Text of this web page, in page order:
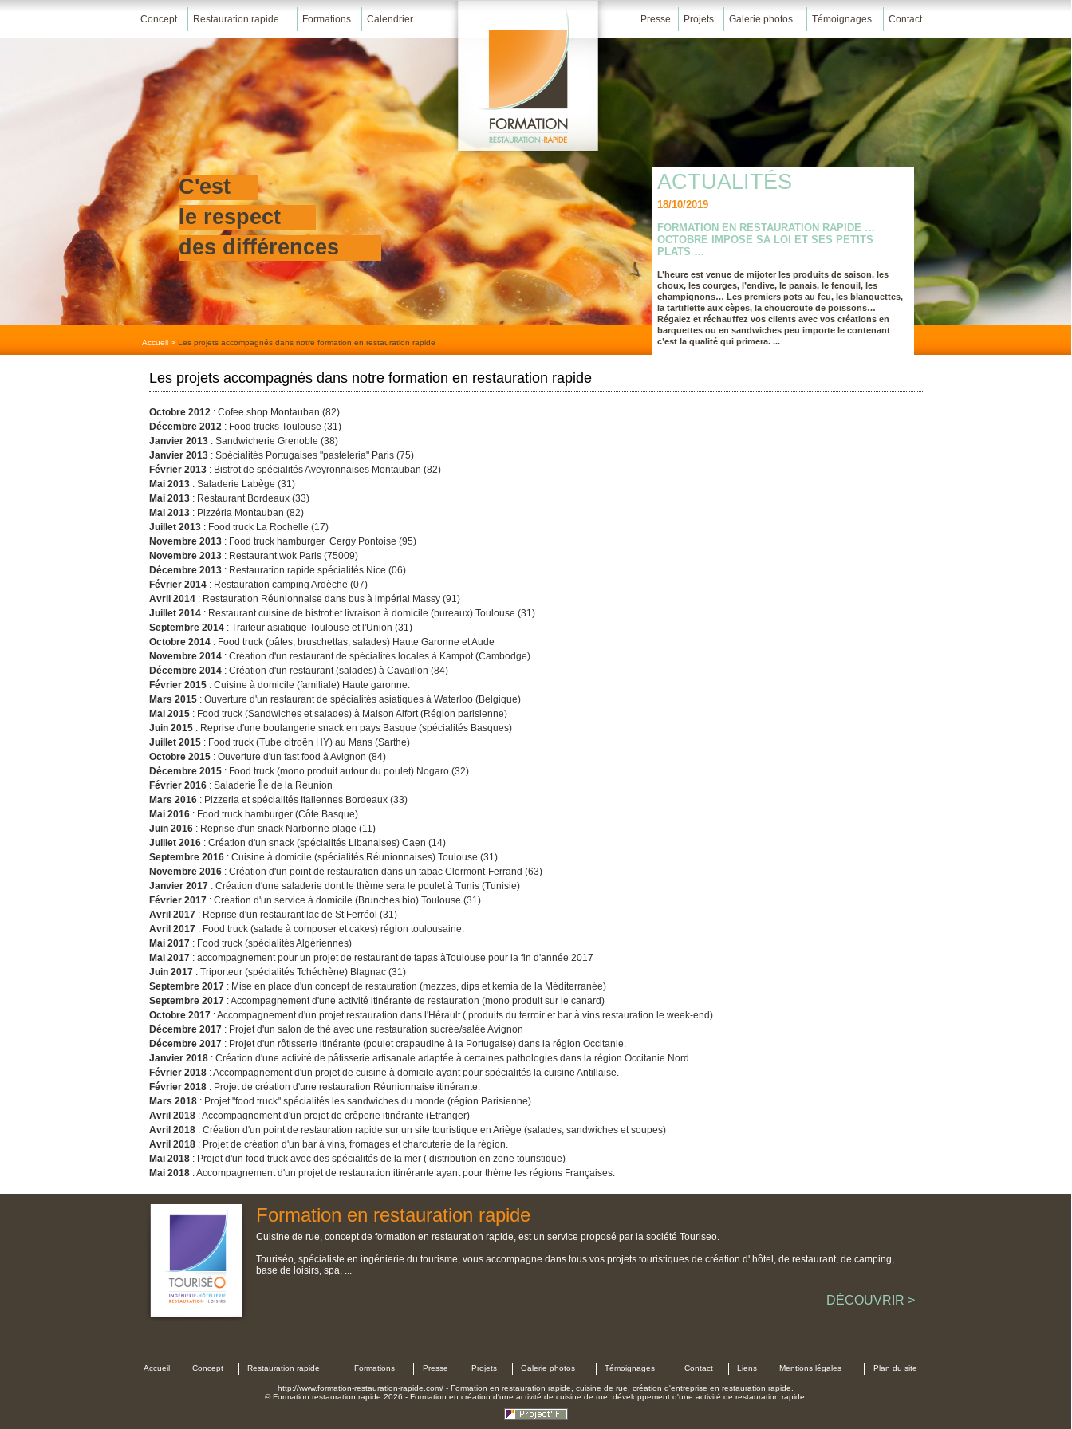
Concept Restauration rapide Formations Calendrier Presse Projets Galerie photos Témoignages Contact
C'est
le respect
des différences
ACTUALITÉS
18/10/2019
FORMATION EN RESTAURATION RAPIDE …
OCTOBRE IMPOSE SA LOI ET SES PETITS
PLATS …
L’heure est venue de mijoter les produits de saison, les
choux, les courges, l’endive, le panais, le fenouil, les
champignons… Les premiers pots au feu, les blanquettes,
la tartiflette aux cèpes, la choucroute de poissons…
Régalez et réchauffez vos clients avec vos créations en
barquettes ou en sandwiches peu importe le contenant
c’est la qualité qui primera. ...
Accueil> Les projets accompagnés dans notre formation en restauration rapide
Les projets accompagnés dans notre formation en restauration rapide
Octobre 2012: Cofee shop Montauban (82)
Décembre 2012: Food trucks Toulouse (31)
Janvier 2013: Sandwicherie Grenoble (38)
Janvier 2013: Spécialités Portugaises "pasteleria" Paris (75)
Février 2013: Bistrot de spécialités Aveyronnaises Montauban (82)
Mai 2013: Saladerie Labège (31)
Mai 2013 : Restaurant Bordeaux (33)
Mai 2013: Pizzéria Montauban (82)
Juillet 2013: Food truck La Rochelle (17)
Novembre 2013: Food truck hamburger Cergy Pontoise (95)
Novembre 2013: Restaurant wok Paris (75009)
Décembre 2013: Restauration rapide spécialités Nice (06)
Février 2014: Restauration camping Ardèche (07)
Avril 2014: Restauration Réunionnaise dans bus à impérial Massy (91)
Juillet 2014: Restaurant cuisine de bistrot et livraison à domicile (bureaux) Toulouse (31)
Septembre 2014 : Traiteur asiatique Toulouse et l'Union (31)
Octobre 2014: Food truck (pâtes, bruschettas, salades) Haute Garonne et Aude
Novembre 2014: Création d'un restaurant de spécialités locales à Kampot (Cambodge)
Décembre 2014 : Création d'un restaurant (salades) à Cavaillon (84)
Février 2015: Cuisine à domicile (familiale) Haute garonne.
Mars 2015: Ouverture d'un restaurant de spécialités asiatiques à Waterloo (Belgique)
Mai 2015 : Food truck (Sandwiches et salades) à Maison Alfort (Région parisienne)
Juin 2015: Reprise d'une boulangerie snack en pays Basque (spécialités Basques)
Juillet 2015: Food truck (Tube citroën HY) au Mans (Sarthe)
Octobre 2015: Ouverture d'un fast food à Avignon (84)
Décembre 2015: Food truck (mono produit autour du poulet) Nogaro (32)
Février 2016: Saladerie Île de la Réunion
Mars 2016: Pizzeria et spécialités Italiennes Bordeaux (33)
Mai 2016: Food truck hamburger (Côte Basque)
Juin 2016: Reprise d'un snack Narbonne plage (11)
Juillet 2016: Création d'un snack (spécialités Libanaises) Caen (14)
Septembre 2016: Cuisine à domicile (spécialités Réunionnaises) Toulouse (31)
Novembre 2016: Création d'un point de restauration dans un tabac Clermont-Ferrand (63)
Janvier 2017: Création d'une saladerie dont le thème sera le poulet à Tunis (Tunisie)
Février 2017: Création d'un service à domicile (Brunches bio) Toulouse (31)
Avril 2017: Reprise d'un restaurant lac de St Ferréol (31)
Avril 2017: Food truck (salade à composer et cakes) région toulousaine.
Mai 2017: Food truck (spécialités Algériennes)
Mai 2017: accompagnement pour un projet de restaurant de tapas àToulouse pour la fin d'année 2017
Juin 2017: Triporteur (spécialités Tchéchène) Blagnac (31)
Septembre 2017: Mise en place d'un concept de restauration (mezzes, dips et kemia de la Méditerranée)
Septembre 2017: Accompagnement d'une activité itinérante de restauration (mono produit sur le canard)
Octobre 2017: Accompagnement d'un projet restauration dans l'Hérault ( produits du terroir et bar à vins restauration le week-end)
Décembre 2017: Projet d'un salon de thé avec une restauration sucrée/salée Avignon
Décembre 2017: Projet d'un rôtisserie itinérante (poulet crapaudine à la Portugaise) dans la région Occitanie.
Janvier 2018: Création d'une activité de pâtisserie artisanale adaptée à certaines pathologies dans la région Occitanie Nord.
Février 2018: Accompagnement d'un projet de cuisine à domicile ayant pour spécialités la cuisine Antillaise.
Février 2018: Projet de création d'une restauration Réunionnaise itinérante.
Mars 2018: Projet "food truck" spécialités les sandwiches du monde (région Parisienne)
Avril 2018 : Accompagnement d'un projet de crêperie itinérante (Etranger)
Avril 2018: Création d'un point de restauration rapide sur un site touristique en Ariège (salades, sandwiches et soupes)
Avril 2018: Projet de création d'un bar à vins, fromages et charcuterie de la région.
Mai 2018: Projet d'un food truck avec des spécialités de la mer ( distribution en zone touristique)
Mai 2018: Accompagnement d'un projet de restauration itinérante ayant pour thème les régions Françaises.
Formation en restauration rapide
Cuisine de rue, concept de formation en restauration rapide, est un service proposé par la société Touriseo.
Touriséo, spécialiste en ingénierie du tourisme, vous accompagne dans tous vos projets touristiques de création d' hôtel, de restaurant, de camping,
base de loisirs, spa, ...
DÉCOUVRIR >
Accueil Concept Restauration rapide Formations Presse Projets Galerie photos Témoignages Contact Liens Mentions légales Plan du site
http://www.formation-restauration-rapide.com/ - Formation en restauration rapide, cuisine de rue, création d'entreprise en restauration rapide.
© Formation restauration rapide 2026 - Formation en création d'une activité de cuisine de rue, développement d'une activité de restauration rapide.